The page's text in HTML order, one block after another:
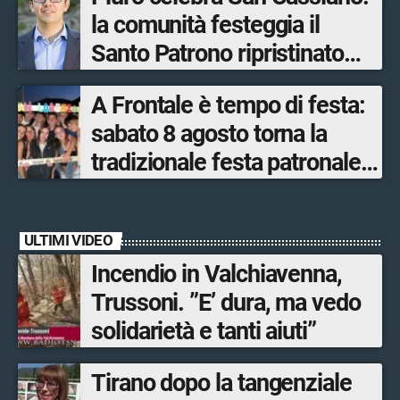
la comunità festeggia il
Santo Patrono ripristinato
dopo quattro secoli
A Frontale è tempo di festa:
sabato 8 agosto torna la
tradizionale festa patronale
musica dal vivo
ULTIMI VIDEO
Incendio in Valchiavenna,
Trussoni. ”E’ dura, ma vedo
solidarietà e tanti aiuti”
Tirano dopo la tangenziale